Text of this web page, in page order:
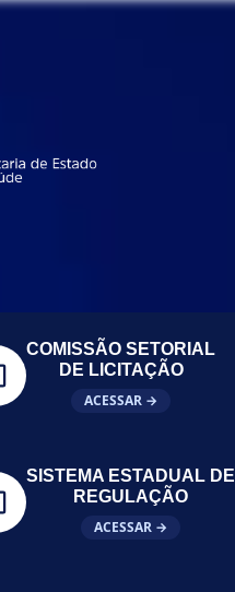
COMISSÃO SETORIAL
DE LICITAÇÃO
ACESSAR →
SISTEMA ESTADUAL DE
REGULAÇÃO
ACESSAR →